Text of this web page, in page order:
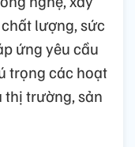
lượng, sức
ứng yêu cầu
trọng các hoạt
thị trường, sản